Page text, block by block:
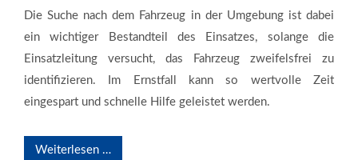
Die Suche nach dem Fahrzeug in der Umgebung ist dabei
ein wichtiger Bestandteil des Einsatzes, solange die
Einsatzleitung versucht, das Fahrzeug zweifelsfrei zu
identifizieren. Im Ernstfall kann so wertvolle Zeit
eingespart und schnelle Hilfe geleistet werden.
Weiterlesen …